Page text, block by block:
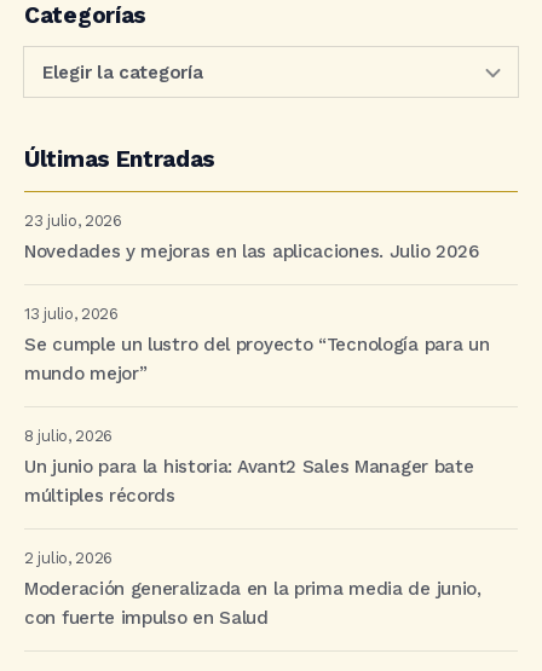
Categorías
Últimas Entradas
23 julio, 2026
Novedades y mejoras en las aplicaciones. Julio 2026
13 julio, 2026
Se cumple un lustro del proyecto “Tecnología para un
mundo mejor”
8 julio, 2026
Un junio para la historia: Avant2 Sales Manager bate
múltiples récords
2 julio, 2026
Moderación generalizada en la prima media de junio,
con fuerte impulso en Salud